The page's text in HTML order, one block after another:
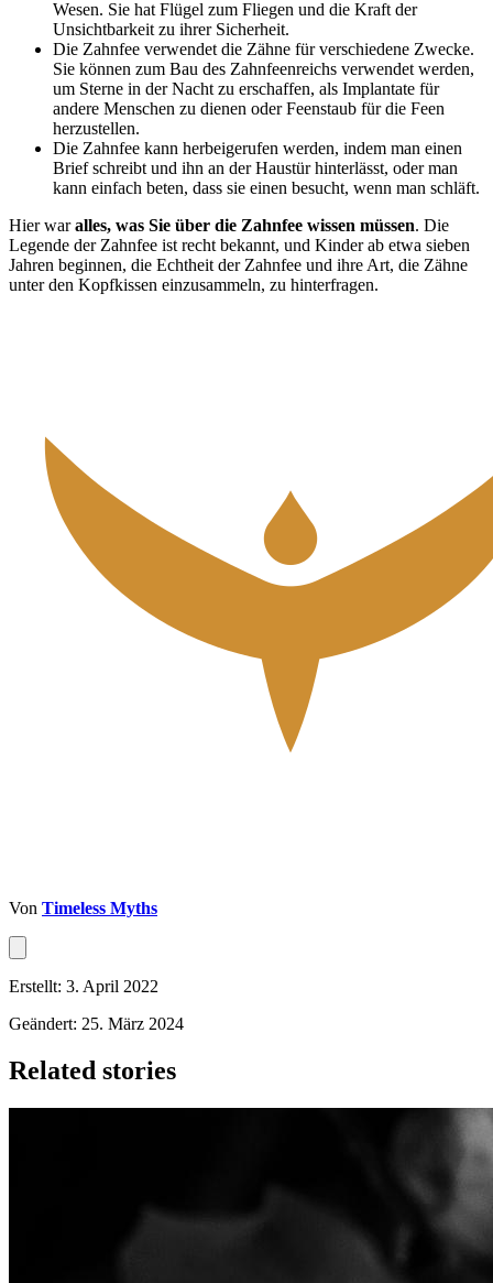
Wesen. Sie hat Flügel zum Fliegen und die Kraft der
Unsichtbarkeit zu ihrer Sicherheit.
Die Zahnfee verwendet die Zähne für verschiedene Zwecke.
Sie können zum Bau des Zahnfeenreichs verwendet werden,
um Sterne in der Nacht zu erschaffen, als Implantate für
andere Menschen zu dienen oder Feenstaub für die Feen
herzustellen.
Die Zahnfee kann herbeigerufen werden, indem man einen
Brief schreibt und ihn an der Haustür hinterlässt, oder man
kann einfach beten, dass sie einen besucht, wenn man schläft.
Hier waralles, was Sie über die Zahnfee wissen müssen. Die
Legende der Zahnfee ist recht bekannt, und Kinder ab etwa sieben
Jahren beginnen, die Echtheit der Zahnfee und ihre Art, die Zähne
unter den Kopfkissen einzusammeln, zu hinterfragen.
Von Timeless Myths
Erstellt: 3. April 2022
Geändert: 25. März 2024
Related stories